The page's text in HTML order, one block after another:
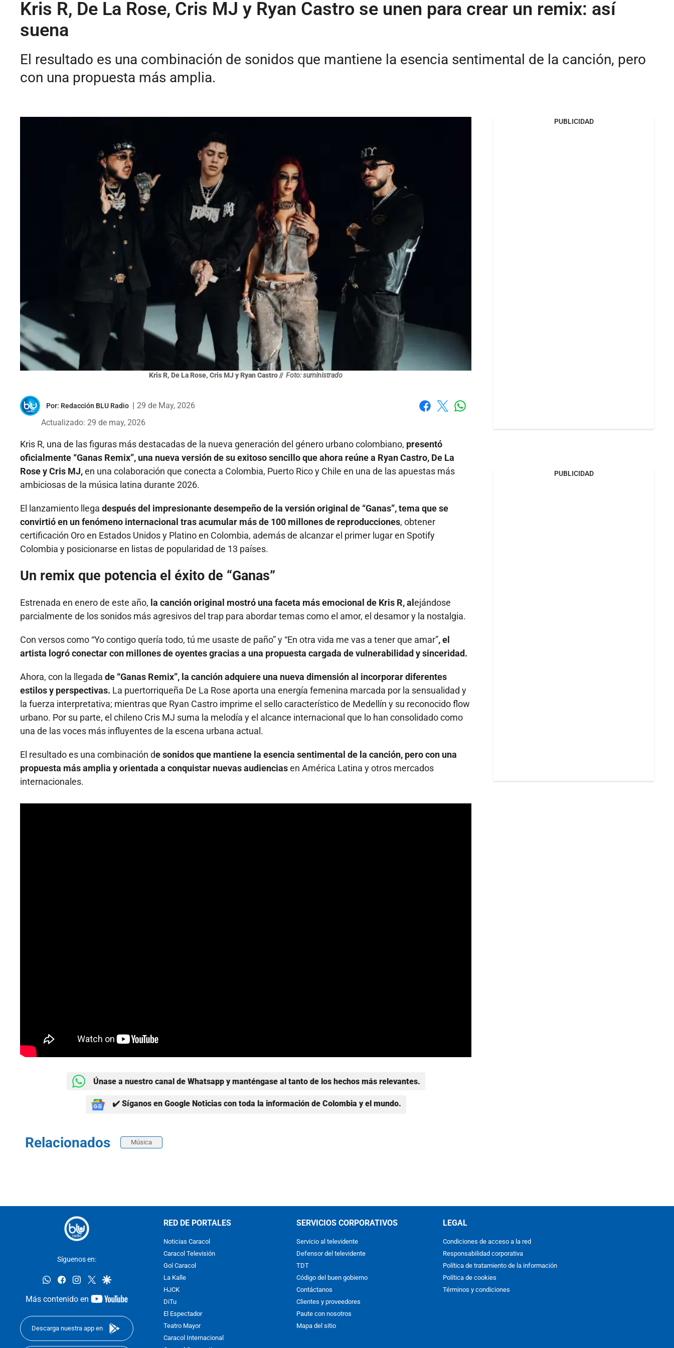
Kris R, De La Rose, Cris MJ y Ryan Castro se unen para crear un remix: así
suena
El resultado es una combinación de sonidos que mantiene la esencia sentimental de la canción, pero
con una propuesta más amplia.
Kris R, De La Rose, Cris MJ y Ryan Castro // Foto: suministrado
Por: Redacción BLU Radio
29 de May, 2026
Actualizado: 29 de may, 2026
Kris R, una de las figuras más destacadas de la nueva generación del género urbano colombiano, presentó
oficialmente “Ganas Remix”, una nueva versión de su exitoso sencillo que ahora reúne a Ryan Castro, De La
Rose y Cris MJ,en una colaboración que conecta a Colombia, Puerto Rico y Chile en una de las apuestas más
ambiciosas de la música latina durante 2026.
El lanzamiento llega después del impresionante desempeño de la versión original de “Ganas”, tema que se
convirtió en un fenómeno internacional tras acumular más de 100 millones de reproducciones, obtener
certificación Oro en Estados Unidos y Platino en Colombia, además de alcanzar el primer lugar en Spotify
Colombia y posicionarse en listas de popularidad de 13 países.
Un remix que potencia el éxito de “Ganas”
Estrenada en enero de este año, la canción original mostró una faceta más emocional de Kris R, al ejándose
parcialmente de los sonidos más agresivos del trap para abordar temas como el amor, el desamor y la nostalgia.
Con versos como “Yo contigo quería todo, tú me usaste de paño” y “En otra vida me vas a tener que amar”, el
artista logró conectar con millones de oyentes gracias a una propuesta cargada de vulnerabilidad y sinceridad.
Ahora, con la llegada de “Ganas Remix”, la canción adquiere una nueva dimensión al incorporar diferentes
estilos y perspectivas. La puertorriqueña De La Rose aporta una energía femenina marcada por la sensualidad y
la fuerza interpretativa; mientras que Ryan Castro imprime el sello característico de Medellín y su reconocido flow
urbano. Por su parte, el chileno Cris MJ suma la melodía y el alcance internacional que lo han consolidado como
una de las voces más influyentes de la escena urbana actual.
El resultado es una combinación de sonidos que mantiene la esencia sentimental de la canción, pero con una
propuesta más amplia y orientada a conquistar nuevas audienciasen América Latina y otros mercados
internacionales.
Únase a nuestro canal de Whatsapp y manténgase al tanto de los hechos más relevantes.
✔️ Síganos en Google Noticias con toda la información de Colombia y el mundo.
Relacionados Música
PUBLICIDAD
PUBLICIDAD
Síguenos en:
whatsappfacebookinstagram
twittergoogle
Más contenido en
youtube-
Descarga nuestra app en
RED DE PORTALES
Noticias Caracol
Caracol Televisión
Gol Caracol
La Kalle
HJCK
DiTu
El Espectador
Teatro Mayor
Caracol Internacional
SERVICIOS CORPORATIVOS
Servicio al televidente
Defensor del televidente
TDT
Código del buen gobierno
Contáctanos
Clientes y proveedores
Paute con nosotros
Mapa del sitio
LEGAL
Condiciones de acceso a la red
Responsabilidad corporativa
Política de tratamiento de la información
Política de cookies
Términos y condiciones